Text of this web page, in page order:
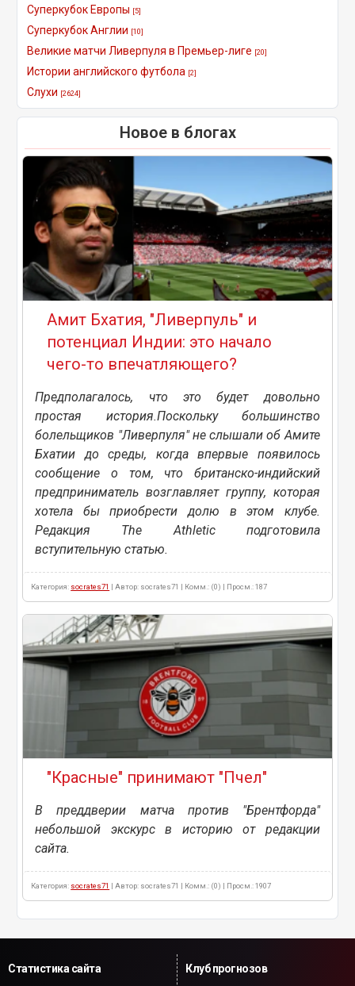
Суперкубок Европы [5]
Суперкубок Англии [10]
Великие матчи Ливерпуля в Премьер-лиге [20]
Истории английского футбола [2]
Слухи [2624]
Новое в блогах
Амит Бхатия, "Ливерпуль" и
потенциал Индии: это начало
чего-то впечатляющего?
Предполагалось, что это будет довольно
простая история.Поскольку большинство
болельщиков "Ливерпуля" не слышали об Амите
Бхатии до среды, когда впервые появилось
сообщение о том, что британско-индийский
предприниматель возглавляет группу, которая
хотела бы приобрести долю в этом клубе.
Редакция The Athletic подготовила
вступительную статью.
Категория: socrates71 | Автор: socrates71 | Комм.: (0) | Просм.: 187
"Красные" принимают "Пчел"
В преддверии матча против "Брентфорда"
небольшой экскурс в историю от редакции
сайта.
Категория: socrates71 | Автор: socrates71 | Комм.: (0) | Просм.: 1907
Статистика сайта
Клуб прогнозов